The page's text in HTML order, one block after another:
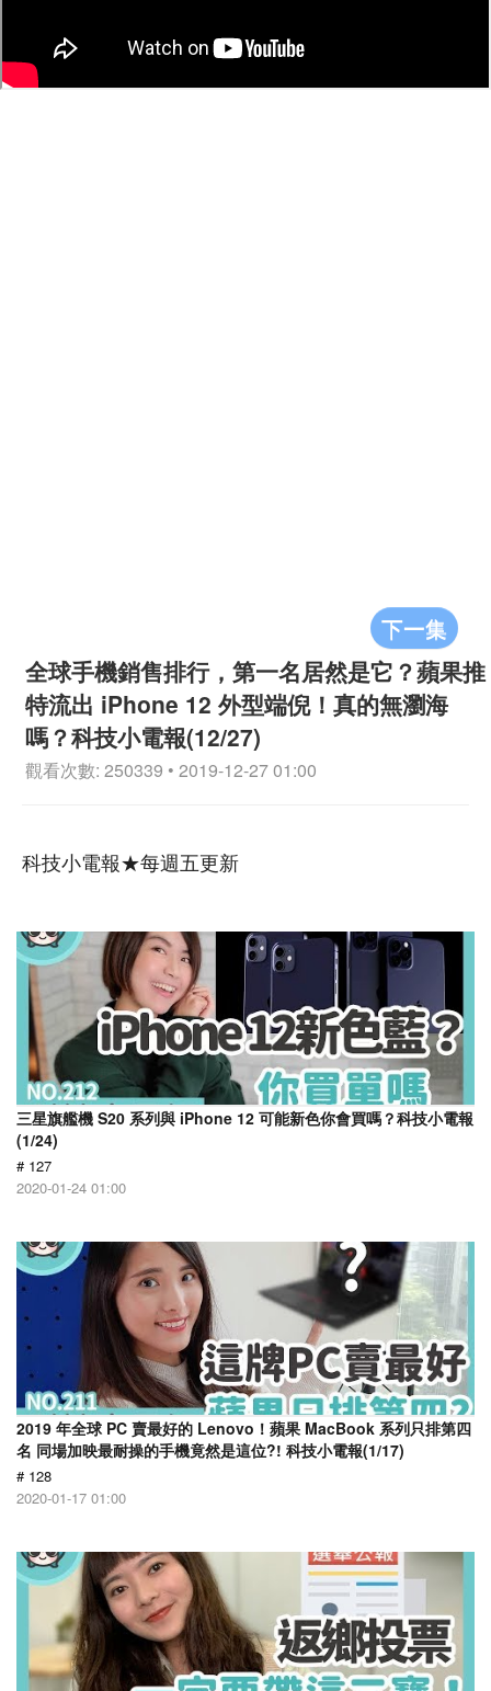
下一集
全球手機銷售排行，第一名居然是它？蘋果推
特流出 iPhone 12 外型端倪！真的無瀏海
嗎？科技小電報(12/27)
觀看次數: 250339 • 2019-12-27 01:00
科技小電報★每週五更新
三星旗艦機 S20 系列與 iPhone 12 可能新色你會買嗎？科技小電報
(1/24)
# 127
2020-01-24 01:00
2019 年全球 PC 賣最好的 Lenovo！蘋果 MacBook 系列只排第四
名 同場加映最耐操的手機竟然是這位?! 科技小電報(1/17)
# 128
2020-01-17 01:00